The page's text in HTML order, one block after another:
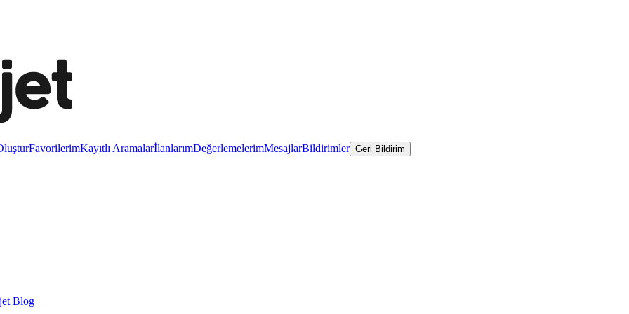
FavorilerimKayıtlı AramalarİlanlarımDeğerlemelerimMesajlarBildirimler Geri Bildirim
Blog